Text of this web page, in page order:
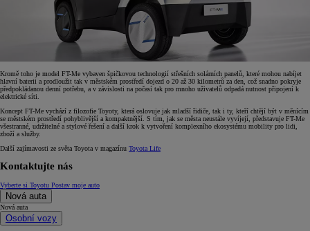
Kromě toho je model FT-Me vybaven špičkovou technologií střešních solárních panelů, které mohou nabíjet
hlavní baterii a prodloužit tak v městském prostředí dojezd o 20 až 30 kilometrů za den, což snadno pokryje
předpokládanou denní potřebu, a v závislosti na počasí tak pro mnoho uživatelů odpadá nutnost připojení k
elektrické síti.
Koncept FT-Me vychází z filozofie Toyoty, která oslovuje jak mladší řidiče, tak i ty, kteří chtějí být v měnícím
se městském prostředí pohyblivější a kompaktnější. S tím, jak se města neustále vyvíjejí, představuje FT-Me
všestranné, udržitelné a stylové řešení a další krok k vytvoření komplexního ekosystému mobility pro lidi,
zboží a služby.
Další zajímavosti ze světa Toyota v magazínu Toyota Life
Kontaktujte nás
Vyberte si Toyotu Postav moje auto
Nová auta
Nová auta
Osobní vozy